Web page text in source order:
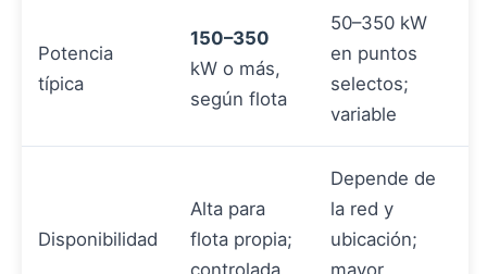
Potencia
típica
150–350
kW o más,
según flota
50–350 kW
en puntos
selectos;
variable
Disponibilidad
Alta para
flota propia;
Depende de
la red y
ubicación;